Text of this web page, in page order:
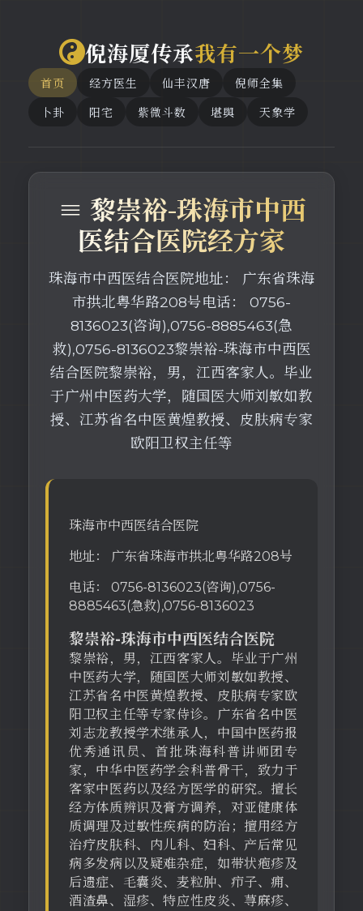
倪海厦传承我有一个梦
首页 经方医生 仙丰汉唐
倪师全集
卜卦
阳宅 紫微斗数 堪舆 天象学
≡ 黎崇裕-珠海市中西
医结合医院经方家
珠海市中西医结合医院地址： 广东省珠海
市拱北粤华路208号电话： 0756-
8136023(咨询),0756-8885463(急
救),0756-8136023黎崇裕-珠海市中西医
结合医院黎崇裕，男，江西客家人。毕业
于广州中医药大学，随国医大师刘敏如教
授、江苏省名中医黄煌教授、皮肤病专家
欧阳卫权主任等
珠海市中西医结合医院
地址： 广东省珠海市拱北粤华路208号
电话： 0756-8136023(咨询),0756-
8885463(急救),0756-8136023
黎崇裕-珠海市中西医结合医院
黎崇裕，男，江西客家人。毕业于广州
中医药大学，随国医大师刘敏如教授、
江苏省名中医黄煌教授、皮肤病专家欧
阳卫权主任等专家侍诊。广东省名中医
刘志龙教授学术继承人，中国中医药报
优秀通讯员、首批珠海科普讲师团专
家，中华中医药学会科普骨干，致力于
客家中医药以及经方医学的研究。擅长
经方体质辨识及膏方调养，对亚健康体
质调理及过敏性疾病的防治；擅用经方
治疗皮肤科、内儿科、妇科、产后常见
病多发病以及疑难杂症，如带状疱疹及
后遗症、毛囊炎、麦粒肿、疖子、痈、
酒渣鼻、湿疹、特应性皮炎、荨麻疹、